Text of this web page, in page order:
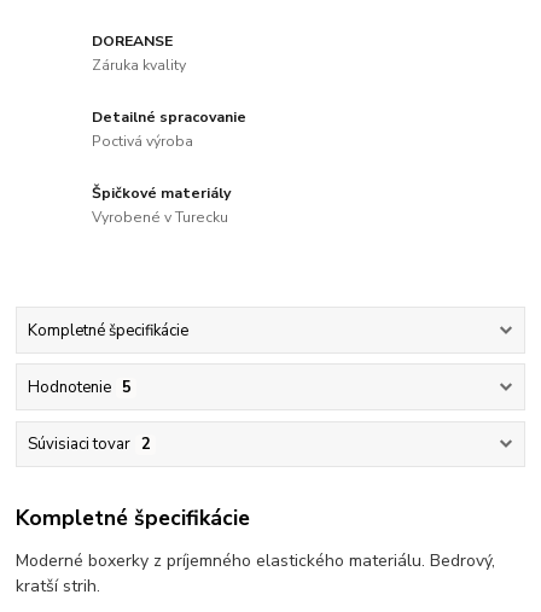
DOREANSE
Záruka kvality
Detailné spracovanie
Poctivá výroba
Špičkové materiály
Vyrobené v Turecku
Kompletné špecifikácie
Hodnotenie 5
Súvisiaci tovar 2
Kompletné špecifikácie
Moderné boxerky z príjemného elastického materiálu. Bedrový,
kratší strih.